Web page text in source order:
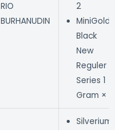
RIO
BURHANUDIN
2
MiniGold
Black
New
Reguler
Series 1
Gram × 1
Silverium